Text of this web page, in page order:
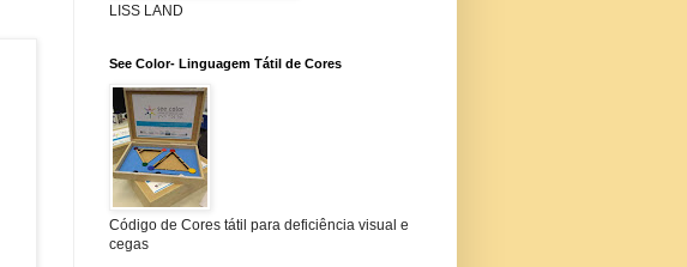
LISS LAND
See Color- Linguagem Tátil de Cores
Código de Cores tátil para deficiência visual e
cegas